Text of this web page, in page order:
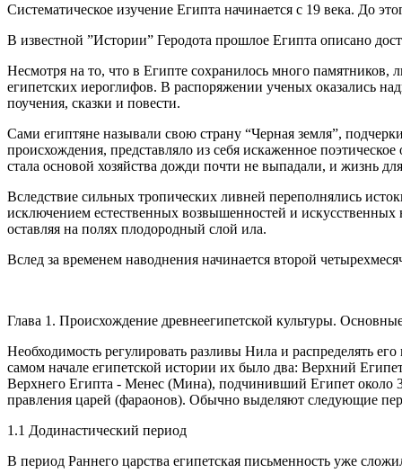
Систематическое изучение Египта начинается с 19 века. До
В известной ”Истории” Геродота прошлое Египта описано
Несмотря на то, что в Египте сохранилось много
египетских иероглифов. В распоряжении ученых оказались
поучения, сказки и повести.
Сами египтяне называли свою страну “Черная земля”,
происхождения, представляло из себя искаженное
стала основой хозяйства дожди почти не выпадали, и жизнь
Вследствие сильных тропических ливней переполнялись
исключением естественных возвышенностей и
оставляя на полях плодородный слой ила.
Вслед за временем наводнения начинается второй
Глава 1. Происхождение древнеегипетской культуры.
Необходимость регулировать разливы Нила и распределять
самом начале египетской истории их было два: Верхний
Верхнего Египта - Менес (Мина), подчинивший Египет около
правления царей (фараонов). Обычно выделяют следующие
1.1 Додинастический период
В период Раннего царства египетская письменность уже